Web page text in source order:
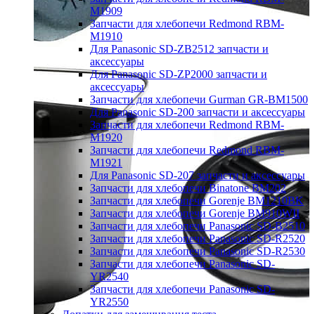
M1909
Запчасти для хлебопечи Redmond RBM-
M1910
Для Panasonic SD-ZB2512 запчасти и
аксессуары
Для Panasonic SD-ZP2000 запчасти и
аксессуары
Запчасти для хлебопечи Gurman GR-BM1500
Для Panasonic SD-200 запчасти и аксессуары
Запчасти для хлебопечи Redmond RBM-
M1920
Запчасти для хлебопечи Redmond RBM-
M1921
Для Panasonic SD-207 запчасти и аксессуары
Запчасти для хлебопечи Binatone BM202
Запчасти для хлебопечи Gorenje BM1210BK
Запчасти для хлебопечи Gorenje BM910WII
Запчасти для хлебопечи Panasonic SD-B2510
Запчасти для хлебопечи Panasonic SD-R2520
Запчасти для хлебопечи Panasonic SD-R2530
Запчасти для хлебопечи Panasonic SD-
YR2540
Запчасти для хлебопечи Panasonic SD-
YR2550